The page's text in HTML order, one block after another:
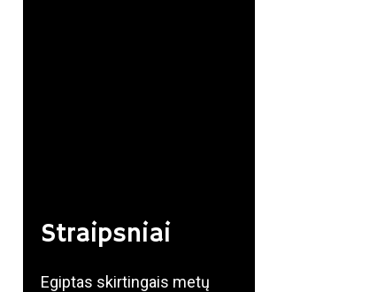
Straipsniai
Egiptas skirtingais metų